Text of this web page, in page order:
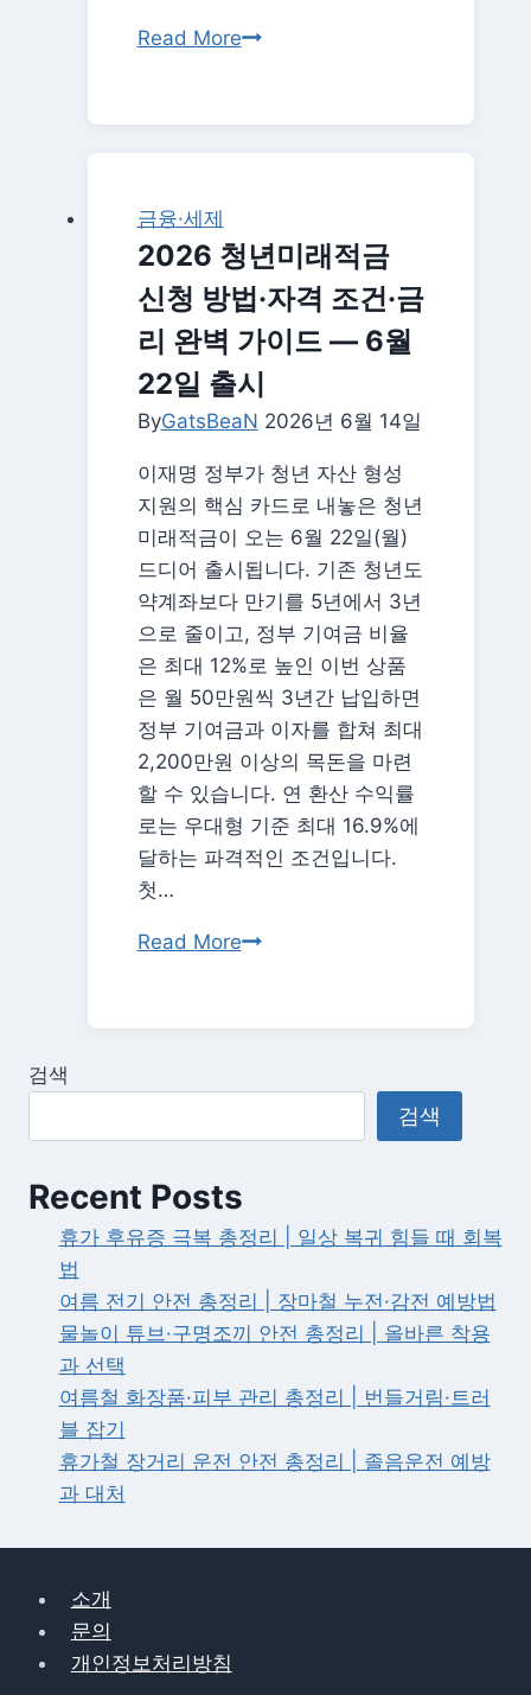
총
Read More2026
공
제
확
대
총
정
|
자
녀
수
따
라
한
도
상
향
금융·세제
2026 청년미래적금
신청 방법·자격 조건·금
리 완벽 가이드 — 6월
22일 출시
ByGatsBeaN 2026년 6월 14일
이재명 정부가 청년 자산 형성
지원의 핵심 카드로 내놓은 청년
미래적금이 오는 6월 22일(월)
드디어 출시됩니다. 기존 청년도
약계좌보다 만기를 5년에서 3년
으로 줄이고, 정부 기여금 비율
은 최대 12%로 높인 이번 상품
은 월 50만원씩 3년간 납입하면
정부 기여금과 이자를 합쳐 최대
2,200만원 이상의 목돈을 마련
할 수 있습니다. 연 환산 수익률
로는 우대형 기준 최대 16.9%에
달하는 파격적인 조건입니다.
첫…
Read More2026
청
방
·
자
조
·
완
검색
검색
Recent Posts
휴가 후유증 극복 총정리 | 일상 복귀 힘들 때 회복
법
여름 전기 안전 총정리 | 장마철 누전·감전 예방법
물놀이 튜브·구명조끼 안전 총정리 | 올바른 착용
과 선택
여름철 화장품·피부 관리 총정리 | 번들거림·트러
블 잡기
휴가철 장거리 운전 안전 총정리 | 졸음운전 예방
과 대처
소개
문의
개인정보처리방침